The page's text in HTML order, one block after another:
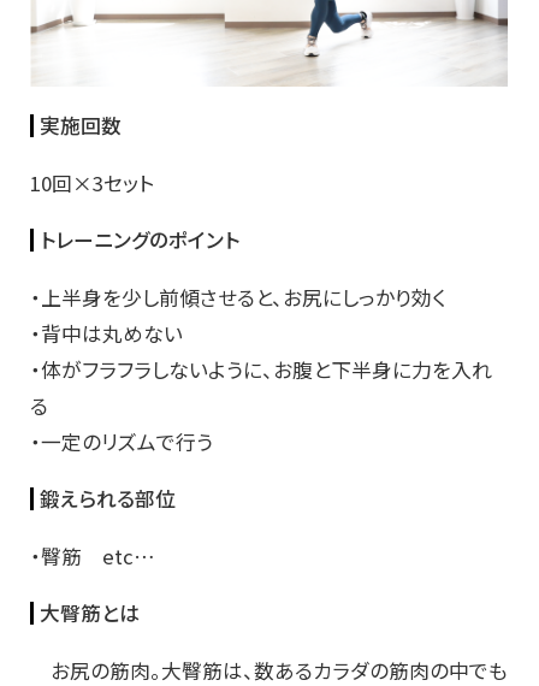
実施回数
10回×3セット
トレーニングのポイント
・上半身を少し前傾させると、お尻にしっかり効く
・背中は丸めない
・体がフラフラしないように、お腹と下半身に力を入れ
る
・一定のリズムで行う
鍛えられる部位
・臀筋 etc…
大臀筋とは
お尻の筋肉。大臀筋は、数あるカラダの筋肉の中でも